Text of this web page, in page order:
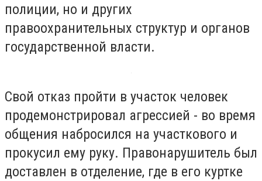
полиции, но и других
правоохранительных структур и органов
государственной власти.
Свой отказ пройти в участок человек
продемонстрировал агрессией - во время
общения набросился на участкового и
прокусил ему руку. Правонарушитель был
доставлен в отделение, где в его куртке